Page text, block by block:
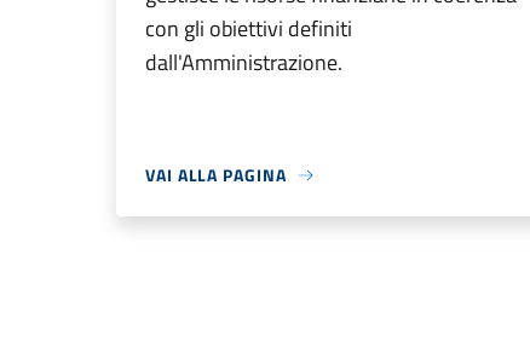
con gli obiettivi definiti
dall'Amministrazione.
VAI ALLA PAGINA